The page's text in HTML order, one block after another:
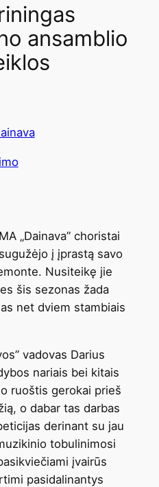
ansamblio
„Dainava” choristai
į įprastą savo
Nusiteikę jie
šis sezonas žada
net dviem stambiais
vadovas Darius
nariais bei kitais
ruoštis gerokai prieš
o dabar tas darbas
derinant su jau
tobulinimosi
įvairūs
pasidalinantys